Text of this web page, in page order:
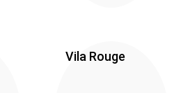
Vila Rouge